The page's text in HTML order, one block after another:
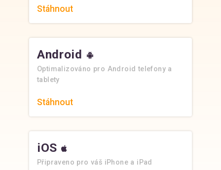
Stáhnout
Android
Optimalizováno pro Android telefony a
tablety
Stáhnout
iOS
Připraveno pro váš iPhone a iPad